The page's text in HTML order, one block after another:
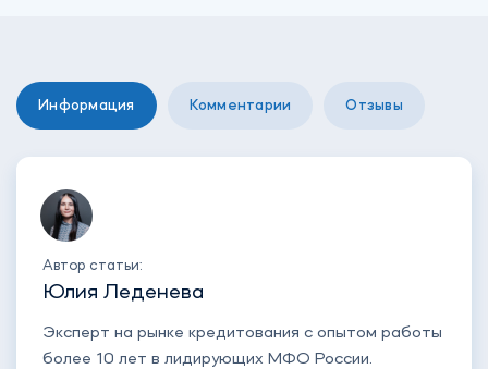
Информация Комментарии Отзывы
Автор статьи:
Юлия Леденева
Эксперт на рынке кредитования с опытом работы
более 10 лет в лидирующих МФО России.